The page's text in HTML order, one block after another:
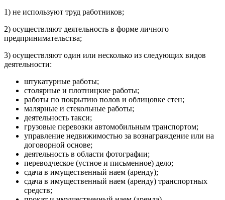
1) не используют труд работников;
2) осуществляют деятельность в форме личного
предпринимательства;
3) осуществляют один или несколько из следующих видов
деятельности:
штукатурные работы;
столярные и плотницкие работы;
работы по покрытию полов и облицовке стен;
малярные и стекольные работы;
деятельность такси;
грузовые перевозки автомобильным транспортом;
управление недвижимостью за вознаграждение или на
договорной основе;
деятельность в области фотографии;
переводческое (устное и письменное) дело;
сдача в имущественный наем (аренду);
сдача в имущественный наем (аренду) транспортных
средств;